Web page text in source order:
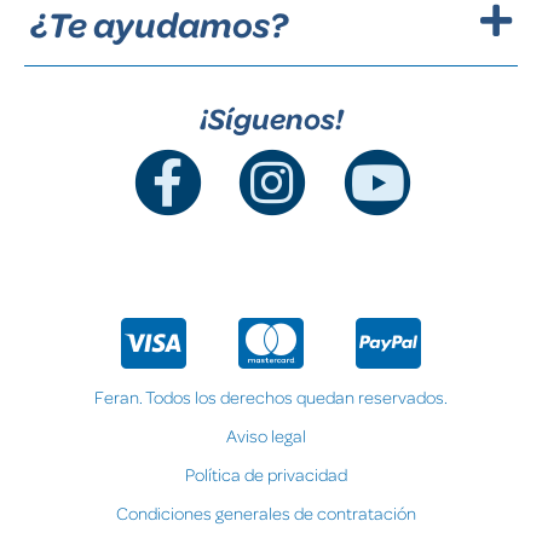
¿Te ayudamos?
¡Síguenos!
Feran. Todos los derechos quedan reservados.
Aviso legal
Política de privacidad
Condiciones generales de contratación